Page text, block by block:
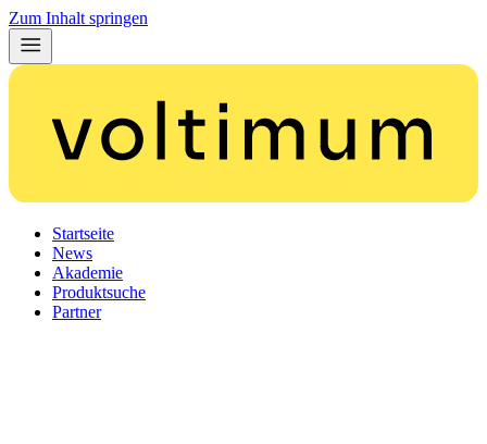
Zum Inhalt springen
Startseite
News
Akademie
Produktsuche
Partner